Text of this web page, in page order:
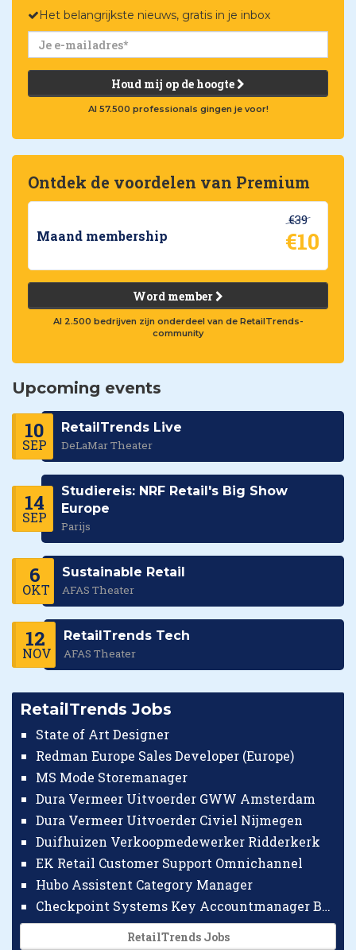
Het belangrijkste nieuws, gratis in je inbox
Houd mij op de hoogte
Al 57.500 professionals gingen je voor!
Ontdek de voordelen van Premium
Maand membership
€39
€10
Word member
Al 2.500 bedrijven zijn onderdeel van de RetailTrends-
community
Upcoming events
10
SEP
RetailTrends Live
DeLaMar Theater
14
SEP
Studiereis: NRF Retail's Big Show
Europe
Parijs
6
OKT
Sustainable Retail
AFAS Theater
12
NOV
RetailTrends Tech
AFAS Theater
RetailTrends Jobs
State of Art Designer
Redman Europe Sales Developer (Europe)
MS Mode Storemanager
Dura Vermeer Uitvoerder GWW Amsterdam
Dura Vermeer Uitvoerder Civiel Nijmegen
Duifhuizen Verkoopmedewerker Ridderkerk
EK Retail Customer Support Omnichannel
Hubo Assistent Category Manager
Checkpoint Systems Key Accountmanager Benelux
RetailTrends Jobs